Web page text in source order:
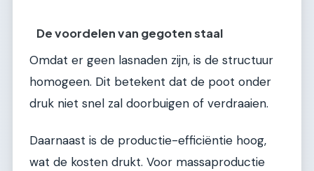
De voordelen van gegoten staal
Omdat er geen lasnaden zijn, is de structuur
homogeen. Dit betekent dat de poot onder
druk niet snel zal doorbuigen of verdraaien.
Daarnaast is de productie-efficiëntie hoog,
wat de kosten drukt. Voor massaproductie